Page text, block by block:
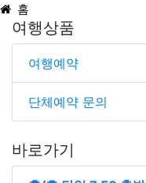
홈
여행상품
여행예약
단체예약 문의
바로가기